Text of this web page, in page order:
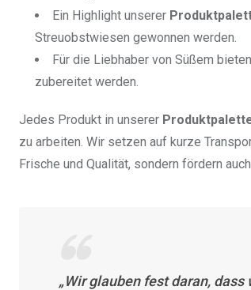
Ein Highlight unserer
Streuobstwiesen gewonnen werden.
Für die Liebhaber von Süßem
zubereitet werden.
Jedes Produkt in unserer
zu arbeiten. Wir setzen auf kurze
Frische und Qualität, sondern fördern
„Wir glauben fest daran,